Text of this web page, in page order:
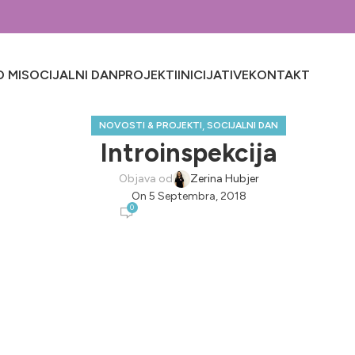
MISOCIJALNI DANPROJEKTIINICIJATIVEKONTAKT
NOVOSTI & PROJEKTI, SOCIJALNI DAN
Introinspekcija
Objava od
Zerina Hubjer
On 5 Septembra, 2018
0